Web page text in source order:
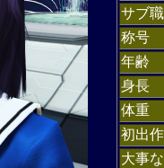
サブ職
称号
年齢
身長
体重
初出
大事